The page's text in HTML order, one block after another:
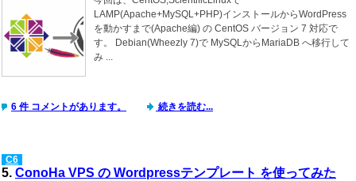
LAMP(Apache+MySQL+PHP)インストールからWordPress
を動かすまで(Apache編) の CentOS バージョン 7 対応で
す。 Debian(Wheezly 7)で MySQLからMariaDB へ移行して
み ...
6 件 コメントがあります。 続きを読む...
C6
5. ConoHa VPS の Wordpressテンプレート を使ってみた